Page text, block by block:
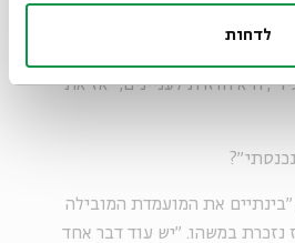
לדחות
מושג לבחורה. רשמתי לעצמי בעומק
במה מדובר.
היא חוזרת לעניינים, "אז את
את המועמדת המובילה
נזכרת במשהו. "יש עוד דבר אחד